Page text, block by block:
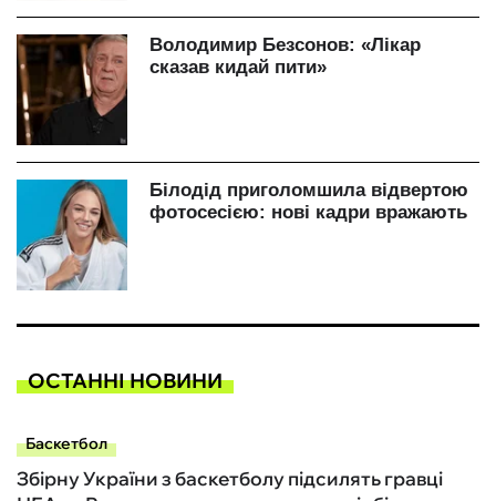
ОСТАННІ НОВИНИ
Баскетбол
Збірну України з баскетболу підсилять гравці